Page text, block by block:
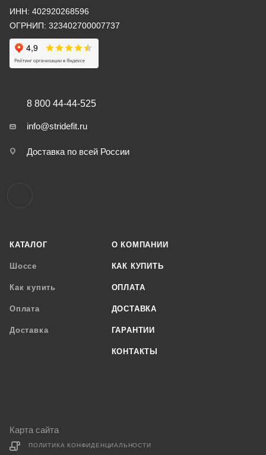
ИНН: 402920268596
ОГРНИП: 323402700007737
КАТАЛОГ
Шоссе
Как купить
Оплата
Доставка
О КОМПАНИИ
КАК КУПИТЬ
ОПЛАТА
ДОСТАВКА
ГАРАНТИИ
КОНТАКТЫ
8 800 44-44-525
info@stridefit.ru
Доставка по всей России
Карта сайта
ПОЛИТИКА КОНФИДЕНЦИАЛЬНОСТИ